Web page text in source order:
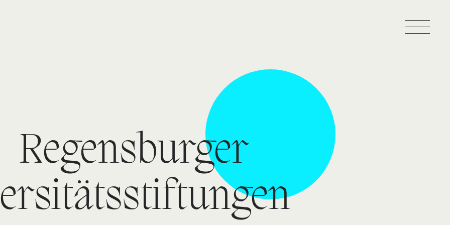
Regensburger